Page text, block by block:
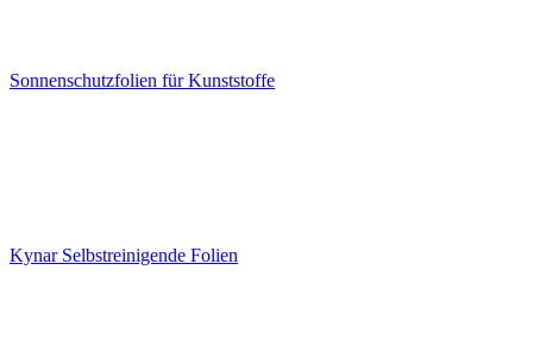
Sonnenschutzfolien für Kunststoffe
Kynar Selbstreinigende Folien